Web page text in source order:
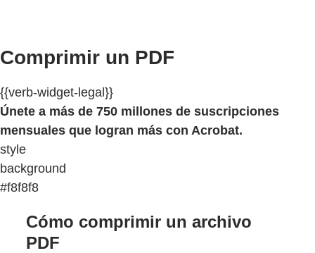
Comprimir un PDF
{{verb-widget-legal}}
Únete a más de 750 millones de suscripciones
mensuales que logran más con Acrobat.
style
background
#f8f8f8
Cómo comprimir un archivo
PDF